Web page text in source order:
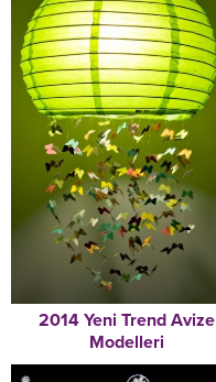
2014 Yeni Trend Avize
Modelleri